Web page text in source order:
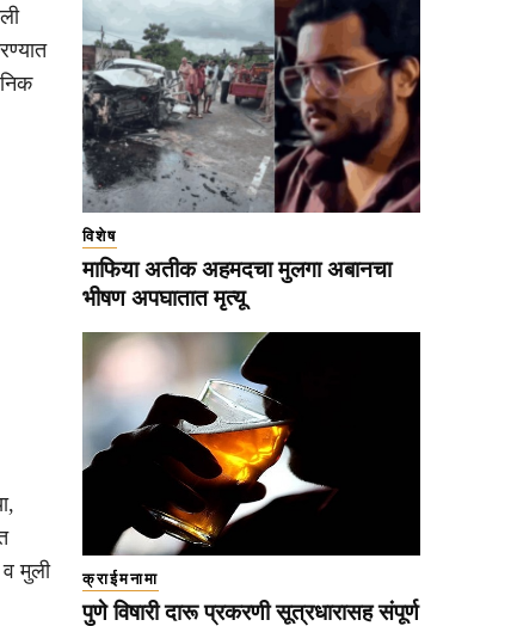
व मुली
विशेष
माफिया अतीक अहमदचा मुलगा अबानचा
भीषण अपघातात मृत्यू
क्राईमनामा
पुणे विषारी दारू प्रकरणी सूत्रधारासह संपूर्ण